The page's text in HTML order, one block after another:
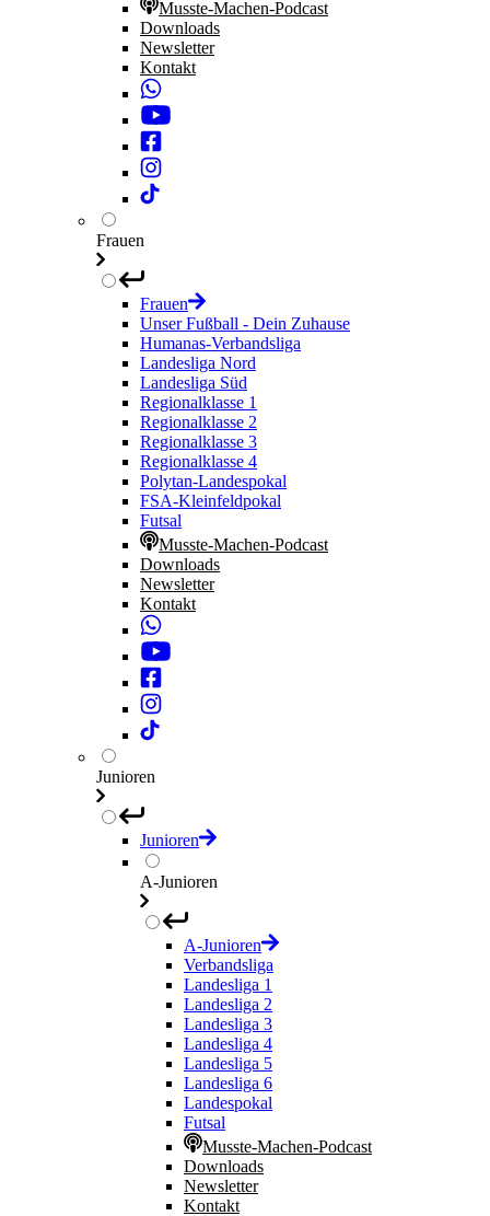
Musste-Machen-Podcast
Downloads
Newsletter
Kontakt
Frauen
Frauen
Unser Fußball - Dein Zuhause
Humanas-Verbandsliga
Landesliga Nord
Landesliga Süd
Regionalklasse 1
Regionalklasse 2
Regionalklasse 3
Regionalklasse 4
Polytan-Landespokal
FSA-Kleinfeldpokal
Futsal
Musste-Machen-Podcast
Downloads
Newsletter
Kontakt
Junioren
Junioren
A-Junioren
A-Junioren
Verbandsliga
Landesliga 1
Landesliga 2
Landesliga 3
Landesliga 4
Landesliga 5
Landesliga 6
Landespokal
Futsal
Musste-Machen-Podcast
Downloads
Newsletter
Kontakt